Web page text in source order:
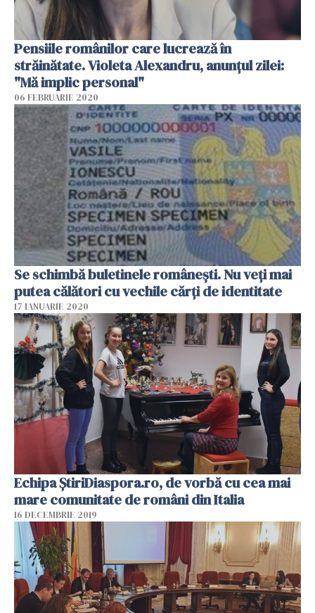
Pensiile românilor care lucrează în
străinătate. Violeta Alexandru, anunțul zilei:
"Mă implic personal"
06 FEBRUARIE 2020
Se schimbă buletinele românești. Nu veți mai
putea călători cu vechile cărți de identitate
17 IANUARIE 2020
Echipa ŞtiriDiaspora.ro, de vorbă cu cea mai
mare comunitate de români din Italia
16 DECEMBRIE 2019